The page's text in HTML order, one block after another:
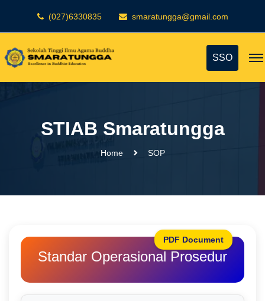
(027)6330835 smaratungga@gmail.com
SSO
STIAB Smaratungga
Home SOP
PDF Document
Standar Operasional Prosedur